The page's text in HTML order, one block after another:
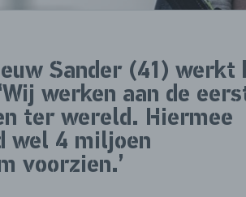
Sander (41) werkt
werken aan de
ter wereld. Hiermee
wel 4 miljoen
voorzien.’